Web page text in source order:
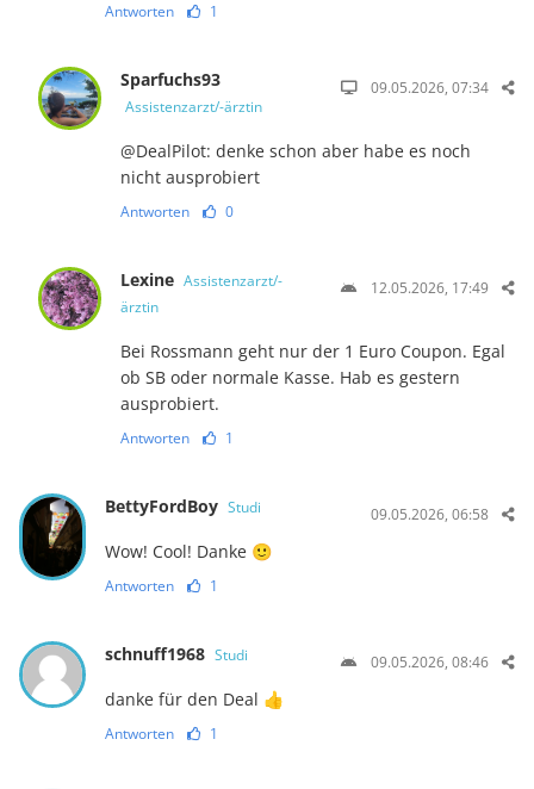
Antworten 1
Sparfuchs93
Assistenzarzt/-ärztin
09.05.2026, 07:34
@DealPilot: denke schon aber habe es noch
nicht ausprobiert
Antworten 0
Lexine Assistenzarzt/-
ärztin
12.05.2026, 17:49
Bei Rossmann geht nur der 1 Euro Coupon. Egal
ob SB oder normale Kasse. Hab es gestern
ausprobiert.
Antworten 1
BettyFordBoy Studi 09.05.2026, 06:58
Wow! Cool! Danke 🙂
Antworten 1
schnuff1968 Studi 09.05.2026, 08:46
danke für den Deal 👍
Antworten 1